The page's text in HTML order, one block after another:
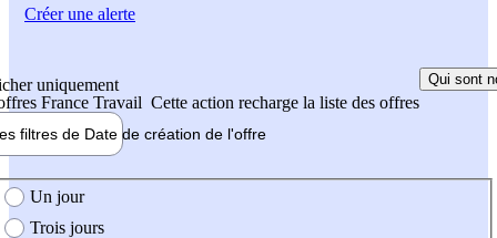
uniquement
France Travail Cette action recharge la liste des offres
Qui sont
filtres de Date de création de l'offre
création de l'offre
Un jour
Trois jours
Créer une alerte